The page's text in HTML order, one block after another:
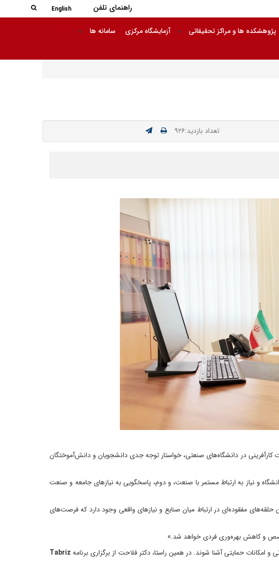
راهنمای تلفن جستجو English
پژوهشکده ها و مراکز تحقیقاتی آزمایشگاه مرکزی سامانه ها
تعداد بازدید:۹۲۶
کارآفرینی در دانشگاه‌های صنعتی، خواستار توجه جدی دانشجویان و دانش‌آموختگان
و نیاز به ارتباط مستمر با صنعت، و دوم، پاسخگویی به نیازهای جامعه و صنعت
مفقوده‌ای در ارتباط میان صنایع و نیازهای واقعی وجود دارد که فرصت‌های
و کاهش بهره‌وری فردی خواهد شد.»
امکانات حمایتی آشنا شوند. در همین راستا، دکتر فلاحت از برگزاری برنامه Tabriz